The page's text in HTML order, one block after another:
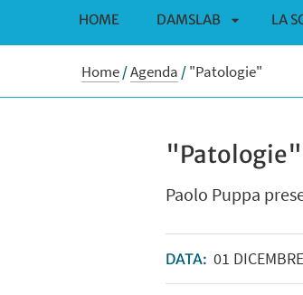
HOME DAMSLAB
APRI
LA
Home/Agenda /"Patologie"
"Patologie"
Paolo Puppa
DATA: 01 DICEMBRE